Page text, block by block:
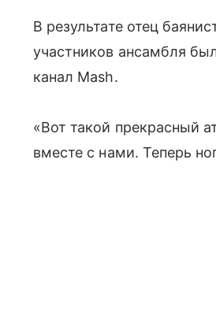
В результате отец
участников ансамбля
канал Mash.
«Вот такой прекрасный
вместе с нами. Теперь